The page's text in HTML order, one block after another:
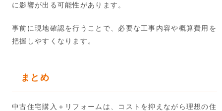
に影響が出る可能性があります。
事前に現地確認を行うことで、必要な工事内容や概算費用を
把握しやすくなります。
まとめ
中古住宅購入＋リフォームは、コストを抑えながら理想の住